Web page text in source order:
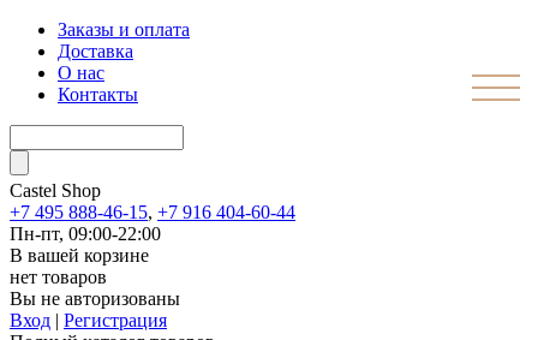
Заказы и оплата
Доставка
О нас
Контакты
Castel Shop
+7 495 888-46-15, +7 916 404-60-44
Пн-пт, 09:00-22:00
В вашей корзине
нет товаров
Вы не авторизованы
Вход | Регистрация